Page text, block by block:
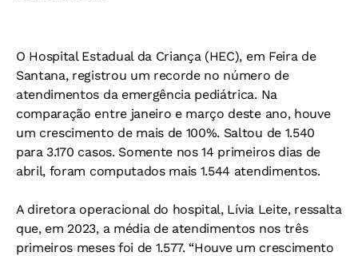
O Hospital Estadual da Criança (HEC), em Feira de
Santana, registrou um recorde no número de
atendimentos da emergência pediátrica. Na
comparação entre janeiro e março deste ano, houve
um crescimento de mais de 100%. Saltou de 1.540
para 3.170 casos. Somente nos 14 primeiros dias de
abril, foram computados mais 1.544 atendimentos.
A diretora operacional do hospital, Lívia Leite, ressalta
que, em 2023, a média de atendimentos nos três
primeiros meses foi de 1.577. “Houve um crescimento